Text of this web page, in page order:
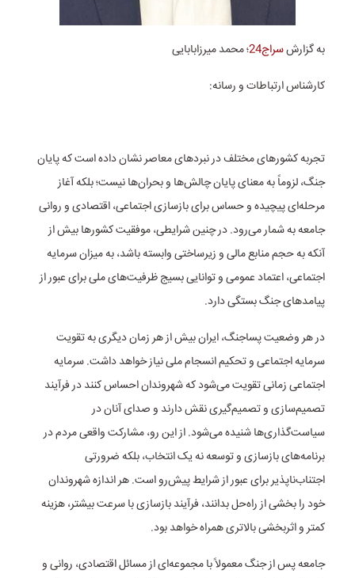
به گزارشسراج24
؛ محمد میرزابابایی
کارشناس ارتباطات و رسانه:
تجربه کشورهای مختلف در نبردهای معاصر نشان داده است که پایان
جنگ، لزوماً به معنای پایان چالش‌ها و بحران‌ها نیست؛ بلکه آغاز
مرحله‌ای پیچیده و حساس برای بازسازی اجتماعی، اقتصادی و روانی
جامعه به شمار می‌رود. در چنین شرایطی، موفقیت کشورها بیش از
آنکه به حجم منابع مالی و زیرساختی وابسته باشد، به میزان سرمایه
اجتماعی، اعتماد عمومی و توانایی بسیج ظرفیت‌های ملی برای عبور از
پیامدهای جنگ بستگی دارد.
در هر وضعیت پساجنگ، ایران بیش از هر زمان دیگری به تقویت
سرمایه اجتماعی و تحکیم انسجام ملی نیاز خواهد داشت. سرمایه
اجتماعی زمانی تقویت می‌شود که شهروندان احساس کنند در فرآیند
تصمیم‌سازی و تصمیم‌گیری نقش دارند و صدای آنان در
سیاست‌گذاری‌ها شنیده می‌شود. از این رو، مشارکت واقعی مردم در
برنامه‌های بازسازی و توسعه نه یک انتخاب، بلکه ضرورتی
اجتناب‌ناپذیر برای عبور از شرایط پیش‌رو است. هر اندازه شهروندان
خود را بخشی از راه‌حل بدانند، فرآیند بازسازی با سرعت بیشتر، هزینه
کمتر و اثربخشی بالاتری همراه خواهد بود.
جامعه پس از جنگ معمولاً با مجموعه‌ای از مسائل اقتصادی، روانی و